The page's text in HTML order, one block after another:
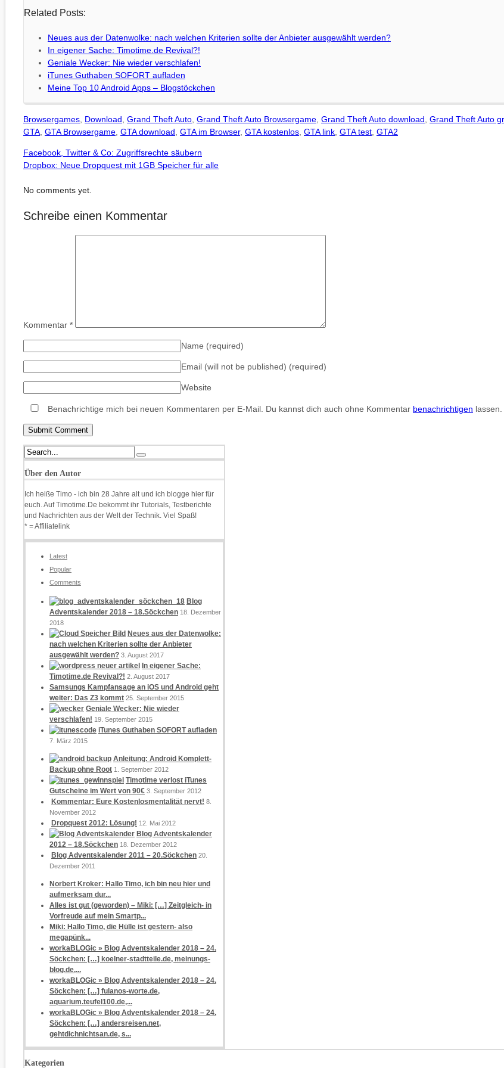
Related Posts:
Neues aus der Datenwolke: nach welchen Kriterien sollte der Anbieter ausgewählt werden?
In eigener Sache: Timotime.de Revival?!
Geniale Wecker: Nie wieder verschlafen!
iTunes Guthaben SOFORT aufladen
Meine Top 10 Android Apps – Blogstöckchen
Browsergames Download Grand Theft Auto Grand Theft Auto Browsergame Grand Theft Auto download Grand Theft Auto
GTA GTA Browsergame GTA download GTA im Browser, GTA kostenlos GTA link GTA test GTA2
Facebook, Twitter & Co: Zugriffsrechte säubern
Dropbox: Neue Dropquest mit 1GB Speicher für alle
No comments yet.
Schreibe einen Kommentar
Kommentar *
Name (required)
Email (will not be published) (required)
Website
Benachrichtige mich bei neuen Kommentaren per E-Mail. Du kannst dich auch ohne Kommentar benachrichtigen lassen.
Über den Autor
Ich heiße Timo - ich bin 28 Jahre alt und ich blogge hier für
euch. Auf Timotime.De bekommt ihr Tutorials, Testberichte
und Nachrichten aus der Welt der Technik. Viel Spaß!
* = Affiliatelink
Latest
Popular
Comments
Blog
Adventskalender 2018 – 18.Söckchen 18. Dezember
2018
Neues aus der Datenwolke:
nach welchen Kriterien sollte der Anbieter
ausgewählt werden? 3. August 2017
In eigener Sache:
Timotime.de Revival?! 2. August 2017
Samsungs Kampfansage an iOS und Android geht
weiter: Das Z3 kommt 25. September 2015
Geniale Wecker: Nie wieder
verschlafen! 19. September 2015
iTunes Guthaben SOFORT aufladen
7. März 2015
Anleitung: Android Komplett-
Backup ohne Root 1. September 2012
Timotime verlost iTunes
Gutscheine im Wert von 90€ 3. September 2012
Kommentar: Eure Kostenlosmentalität nervt! 8.
November 2012
Dropquest 2012: Lösung! 12. Mai 2012
Blog Adventskalender
2012 – 18.Söckchen 18. Dezember 2012
Blog Adventskalender 2011 – 20.Söckchen 20.
Dezember 2011
Norbert Kroker: Hallo Timo, ich bin neu hier und
aufmerksam dur...
Alles ist gut (geworden) – Miki: […] Zeitgleich- in
Vorfreude auf mein Smartp...
Miki: Hallo Timo, die Hülle ist gestern- also
megapünk...
workaBLOGic » Blog Adventskalender 2018 – 24.
Söckchen: […] koelner-stadtteile.de, meinungs-
blog.de,...
workaBLOGic » Blog Adventskalender 2018 – 24.
Söckchen: […] fulanos-worte.de,
aquarium.teufel100.de,...
workaBLOGic » Blog Adventskalender 2018 – 24.
Söckchen: […] andersreisen.net,
gehtdichnichtsan.de, s...
Kategorien